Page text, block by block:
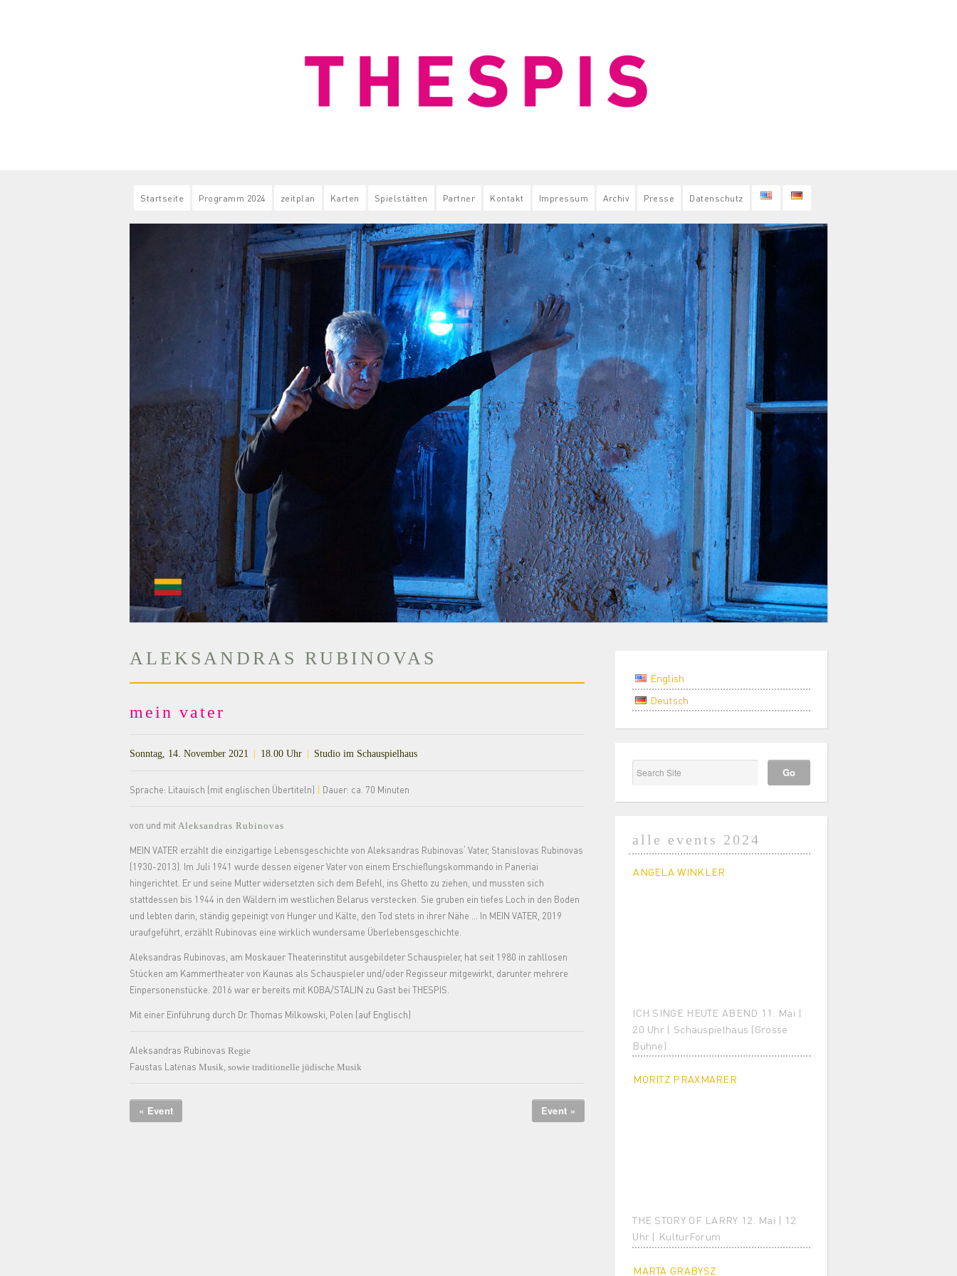
Startseite Programm 2024 zeitplan Karten Spielstätten Partner Kontakt Impressum Archiv Presse Datenschutz
ALEKSANDRAS RUBINOVAS
mein vater
Sonntag, 14. November 2021 | 18.00 Uhr | Studio im Schauspielhaus
Sprache: Litauisch (mit englischen Übertiteln) Dauer: ca. 70 Minuten
von und mit Aleksandras Rubinovas
MEIN VATER erzählt die einzigartige Lebensgeschichte von Aleksandras Rubinovas‘ Vater, Stanislovas Rubinovas
(1930-2013). Im Juli 1941 wurde dessen eigener Vater von einem Erschießungskommando in Paneriai
hingerichtet. Er und seine Mutter widersetzten sich dem Befehl, ins Ghetto zu ziehen, und mussten sich
stattdessen bis 1944 in den Wäldern im westlichen Belarus verstecken. Sie gruben ein tiefes Loch in den Boden
und lebten darin, ständig gepeinigt von Hunger und Kälte, den Tod stets in ihrer Nähe … In MEIN VATER, 2019
uraufgeführt, erzählt Rubinovas eine wirklich wundersame Überlebensgeschichte.
Aleksandras Rubinovas, am Moskauer Theaterinstitut ausgebildeter Schauspieler, hat seit 1980 in zahllosen
Stücken am Kammertheater von Kaunas als Schauspieler und/oder Regisseur mitgewirkt, darunter mehrere
Einpersonenstücke. 2016 war er bereits mit KOBA/STALIN zu Gast bei THESPIS.
Mit einer Einführung durch Dr. Thomas Milkowski, Polen (auf Englisch)
Aleksandras Rubinovas Regie
Faustas Latėnas Musik, sowie traditionelle jüdische Musik
Event »
« Event
English
Deutsch
alle events 2024
ANGELA WINKLER
ICH SINGE HEUTE ABEND 11. Mai |
20 Uhr | Schauspielhaus (Grosse
Bühne)
MORITZ PRAXMARER
THE STORY OF LARRY 12. Mai | 12
Uhr | KulturForum
MARTA GRABYSZ